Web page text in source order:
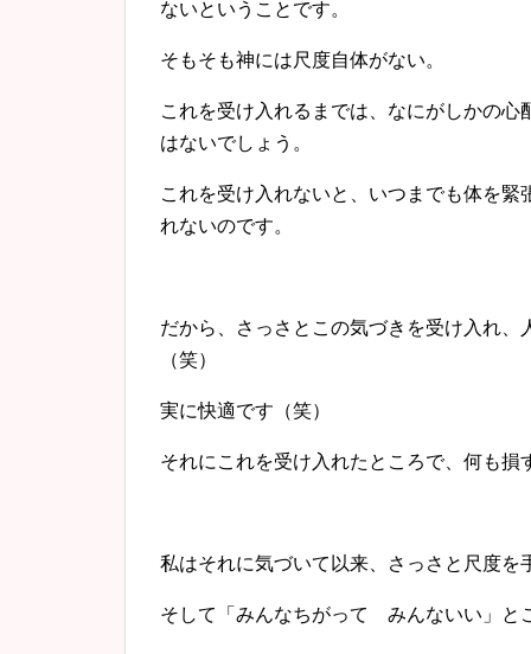
ないということです。
そもそも神には尺度自体がない。
これを受け入れるまでは、 なにがしかの心
はないでしょう。
これを受け入れないと、いつまでも体を緊
れないのです。
だから、さっさとこの気づきを受け入れ、
（笑）
実に快適です（笑）
それにこれを受け入れたところで、何も損
私はそれに気づいて以来、さっさと尺度を
そして「みんなちがって みんないい」と